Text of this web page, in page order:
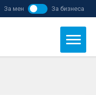
За мен За бизнеса